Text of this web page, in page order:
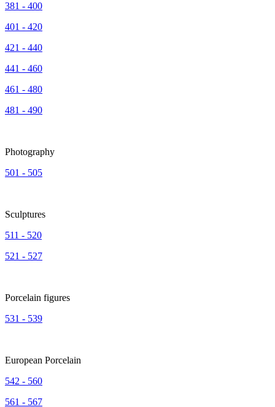
381 - 400
401 - 420
421 - 440
441 - 460
461 - 480
481 - 490
Photography
501 - 505
Sculptures
511 - 520
521 - 527
Porcelain figures
531 - 539
European Porcelain
542 - 560
561 - 567